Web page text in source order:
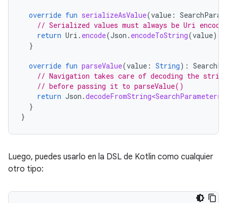
override fun serializeAsValue(value :
// Serialized values must always be Uri
return Uri . encode(Json . encodeToString(value))
}
override fun parseValue(value : String):
// Navigation takes care of decoding the string
// before passing it to parseValue()
return Json .decodeFromString<SearchParameters>
}
}
Luego, puedes usarlo en la DSL de Kotlin como cualquier
otro tipo: